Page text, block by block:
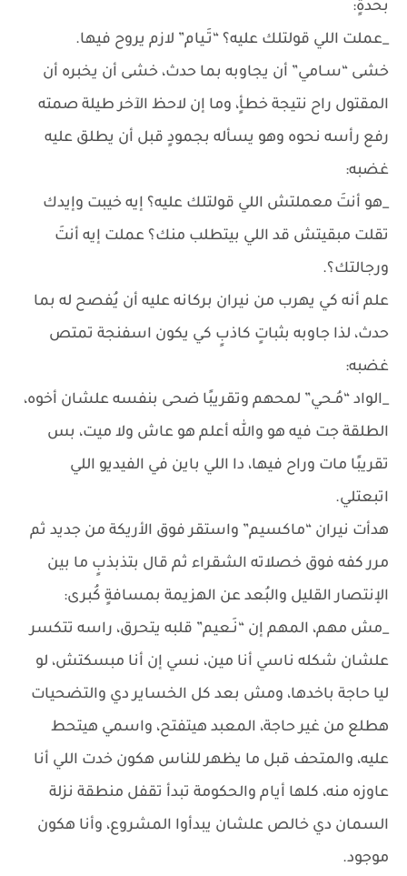
بحدةٍ:
_عملت اللي قولتلك عليه؟ “تَـيام” لازم يروح فيها.
خشى “سـامي” أن يجاوبه بما حدث، خشى أن يخبره أن
المقتول راح نتيجة خطأٍ، وما إن لاحظ الآخر طيلة صمته
رفع رأسه نحوه وهو يسأله بجمودٍ قبل أن يطلق عليه
غضبه:
_هو أنتَ معملتش اللي قولتلك عليه؟ إيه خيبت وإيدك
تقلت مبقيتش قد اللي بيتطلب منك؟ عملت إيه أنتَ
ورجالتك؟.
علم أنه كي يهرب من نيران بركانه عليه أن يُفصح له بما
حدث، لذا جاوبه بثباتٍ كاذبٍ كي يكون اسفنجة تمتص
غضبه:
_الواد “مُـحي” لمحهم وتقريبًا ضحى بنفسه علشان أخوه،
الطلقة جت فيه هو والله أعلم هو عاش ولا ميت، بس
تقريبًا مات وراح فيها، دا اللي باين في الفيديو اللي
اتبعتلي.
هدأت نيران “ماكسيم” واستقر فوق الأريكة من جديد ثم
مرر كفه فوق خصلاته الشقراء ثم قال بتذبذبٍ ما بين
الإنتصار القليل والبُعد عن الهزيمة بمسافةٍ كُبرى:
_مش مهم، المهم إن “نَـعيم” قلبه يتحرق، راسه تتكسر
علشان شكله ناسي أنا مين، نسي إن أنا مبسكتش، لو
ليا حاجة باخدها، ومش بعد كل الخساير دي والتضحيات
هطلع من غير حاجة، المعبد هيتفتح، واسمي هيتحط
عليه، والمتحف قبل ما يظهر للناس هكون خدت اللي أنا
عاوزه منه، كلها أيام والحكومة تبدأ تقفل منطقة نزلة
السمان دي خالص علشان يبدأوا المشروع، وأنا هكون
موجود.